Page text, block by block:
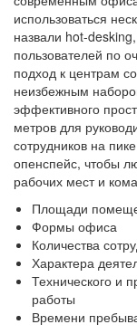
использоваться
назвали hot-
пользователей по
подход к центрам
неизбежным
эффективного
метров для
сотрудников на
опенспейс, чтобы
рабочих мест и
Площади
Формы офиса
Количества
Характера
Технического и
работы
Времени